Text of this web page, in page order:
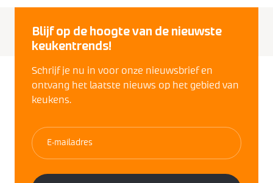
Blijf op de hoogte van de nieuwste
keukentrends!
Schrijf je nu in voor onze nieuwsbrief en
ontvang het laatste nieuws op het gebied van
keukens.